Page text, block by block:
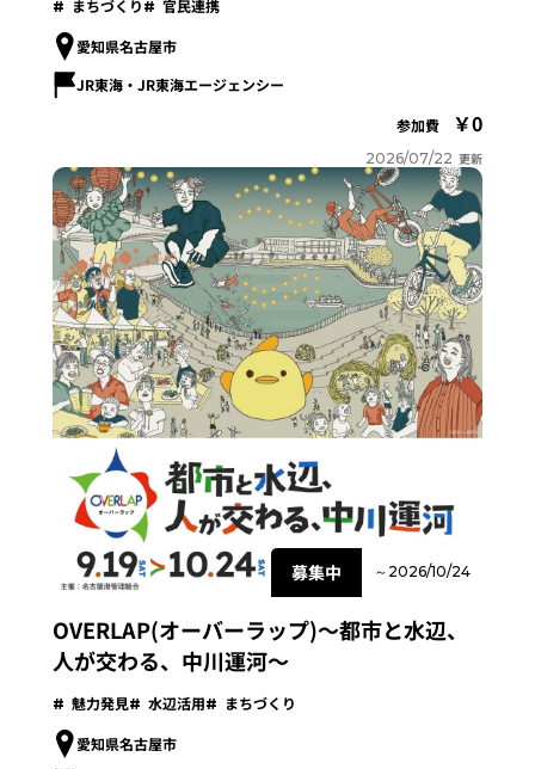
まちづくり 官民連携
愛知県名古屋市
JR東海・JR東海エージェンシー
参加費
0
2026/07/22 更新
募集中 ～2026/10/24
OVERLAP(オーバーラップ)～都市と水辺、
人が交わる、中川運河～
魅力発見 水辺活用 まちづくり
愛知県名古屋市